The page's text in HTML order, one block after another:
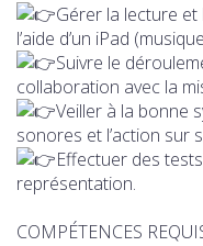
Gérer la lecture
l’aide d’un iPad
Suivre le
collaboration avec la
Veiller à la bonne
sonores et l’action sur
Effectuer des
représentation.
COMPÉTENCES